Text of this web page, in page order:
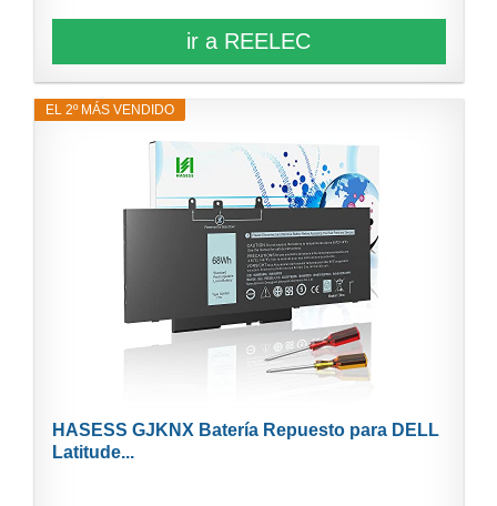
ir a REELEC
EL 2º MÁS VENDIDO
HASESS GJKNX Batería Repuesto para DELL
Latitude...